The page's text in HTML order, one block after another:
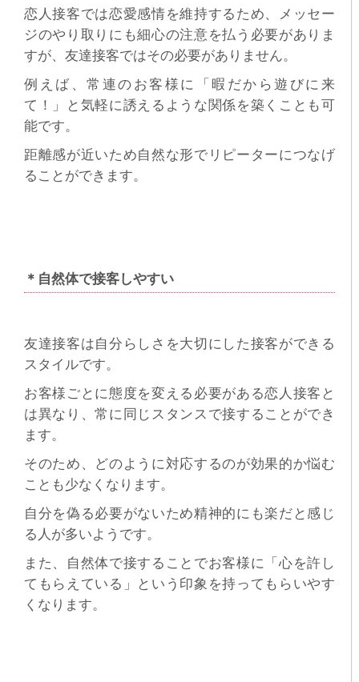
恋人接客では恋愛感情を維持するため、メッセー
ジのやり取りにも細心の注意を払う必要がありま
すが、友達接客ではその必要がありません。
例えば、常連のお客様に「暇だから遊びに来
て！」と気軽に誘えるような関係を築くことも可
能です。
距離感が近いため自然な形でリピーターにつなげ
ることができます。
＊自然体で接客しやすい
友達接客は自分らしさを大切にした接客ができる
スタイルです。
お客様ごとに態度を変える必要がある恋人接客と
は異なり、常に同じスタンスで接することができ
ます。
そのため、どのように対応するのが効果的か悩む
ことも少なくなります。
自分を偽る必要がないため精神的にも楽だと感じ
る人が多いようです。
また、自然体で接することでお客様に「心を許し
てもらえている」という印象を持ってもらいやす
くなります。